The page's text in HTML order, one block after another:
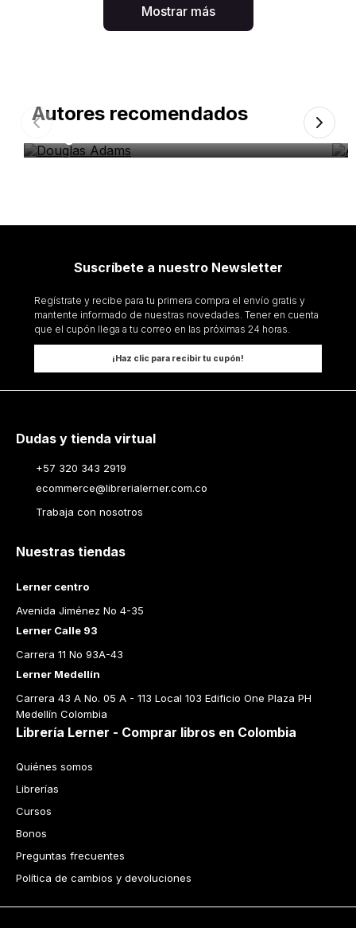
Mostrar más
Autores recomendados
Suscríbete a nuestro Newsletter
Regístrate y recibe para tu primera compra el envío gratis y
mantente informado de nuestras novedades. Tener en cuenta
que el cupón llega a tu correo en las próximas 24 horas.
¡Haz clic para recibir tu cupón!
Dudas y tienda virtual
+57 320 343 2919
ecommerce@librerialerner.com.co
Trabaja con nosotros
Nuestras tiendas
Lerner centro
Avenida Jiménez No 4-35
Lerner Calle 93
Carrera 11 No 93A-43
Lerner Medellín
Carrera 43 A No. 05 A - 113 Local 103 Edificio One Plaza PH
Medellín Colombia
Librería Lerner - Comprar libros en Colombia
Quiénes somos
Librerías
Cursos
Bonos
Preguntas frecuentes
Política de cambios y devoluciones